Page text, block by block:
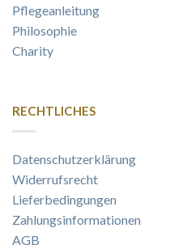
Pflegeanleitung
Philosophie
Charity
RECHTLICHES
Datenschutzerklärung
Widerrufsrecht
Lieferbedingungen
Zahlungsinformationen
AGB